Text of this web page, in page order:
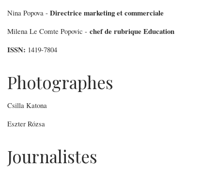
Nina Popova - Directrice marketing et commerciale
Milena Le Comte Popovic - chef de rubrique Education
ISSN: 1419-7804
Photographes
Csilla Katona
Eszter Rózsa
Journalistes